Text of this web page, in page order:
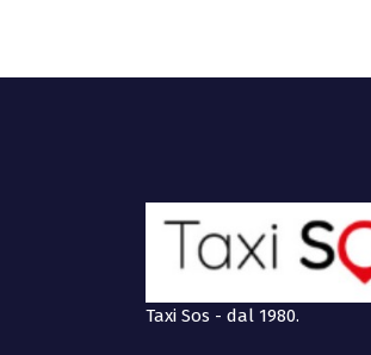
Taxi Sos - dal 1980.